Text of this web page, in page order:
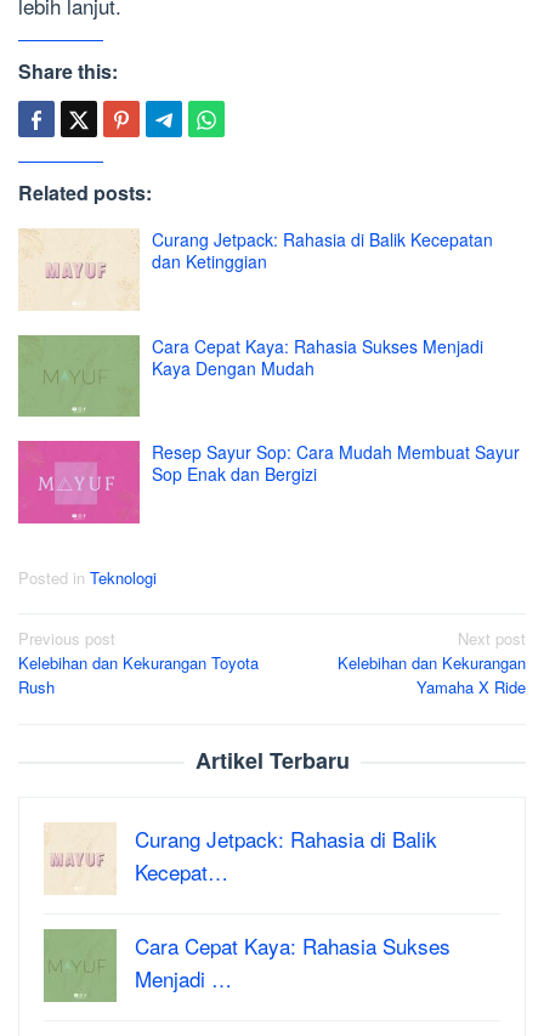
Share this:
Related posts:
Curang Jetpack: Rahasia di Balik Kecepatan
dan Ketinggian
Cara Cepat Kaya: Rahasia Sukses Menjadi
Kaya Dengan Mudah
Resep Sayur Sop: Cara Mudah Membuat Sayur
Sop Enak dan Bergizi
Posted in Teknologi
Post
navigation
Previous post
Kelebihan dan Kekurangan Toyota
Rush
Next post
Kelebihan dan Kekurangan
Yamaha X Ride
Artikel Terbaru
Curang Jetpack: Rahasia di Balik
Kecepat…
Cara Cepat Kaya: Rahasia Sukses
Menjadi …